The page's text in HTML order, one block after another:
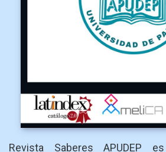
Revista Saberes APUDEP